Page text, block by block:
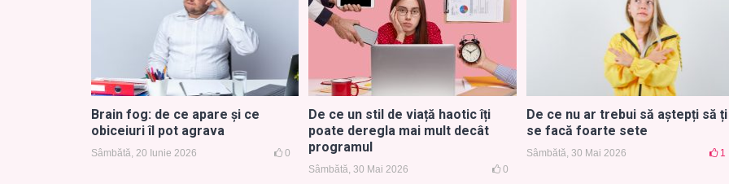
Brain fog: de ce apare și ce
obiceiuri îl pot agrava
Sâmbătă, 20 Iunie 2026 0
De ce un stil de viață haotic îți
poate deregla mai mult decât
programul
Sâmbătă, 30 Mai 2026 0
De ce nu ar trebui să aștepți să ți
se facă foarte sete
Sâmbătă, 30 Mai 2026 1